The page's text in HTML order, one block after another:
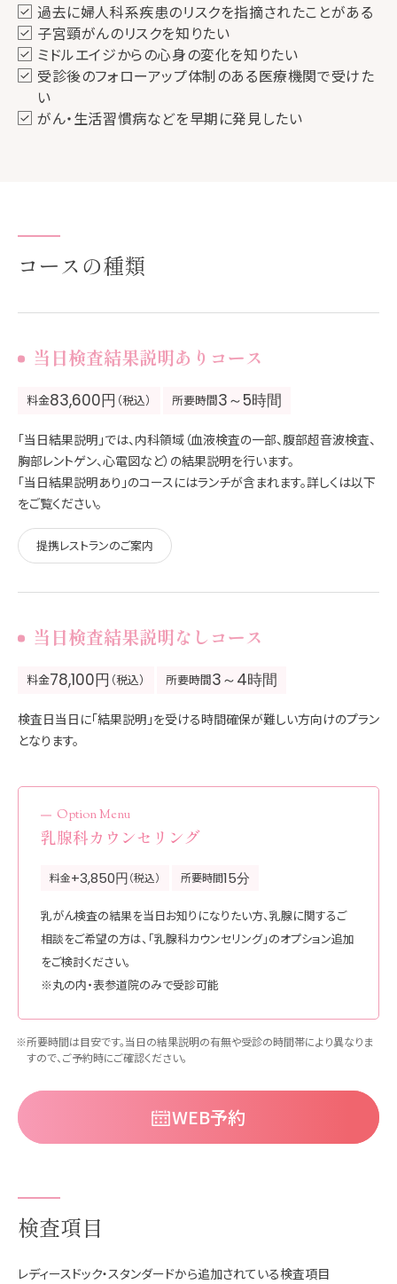
過去に婦人科系疾患のリスクを指摘されたことがある
子宮頸がんのリスクを知りたい
ミドルエイジからの心身の変化を知りたい
受診後のフォローアップ体制のある医療機関で受けた
い
がん・生活習慣病などを早期に発見したい
コースの種類
当日検査結果説明ありコース
料金83,600円 （税込） 所要時間3～5時間
「当日結果説明」では、内科領域（血液検査の一部、腹部超音波検査、
胸部レントゲン、心電図など）の結果説明を行います。
「当日結果説明あり」のコースにはランチが含まれます。詳しくは以下
をご覧ください。
提携レストランのご案内
当日検査結果説明なしコース
料金78,100円 （税込） 所要時間3～4時間
検査日当日に「結果説明」を受ける時間確保が難しい方向けのプラン
となります。
Option Menu
乳腺科カウンセリング
料金+3,850円（税込） 所要時間15分
乳がん検査の結果を当日お知りになりたい方、乳腺に関するご
相談をご希望の方は、「乳腺科カウンセリング」のオプション追加
をご検討ください。
※丸の内・表参道院のみで受診可能
※所要時間は目安です。当日の結果説明の有無や受診の時間帯により異なりま
すので、ご予約時にご確認ください。
WEB予約
検査項目
レディースドック・スタンダードから追加されている検査項目